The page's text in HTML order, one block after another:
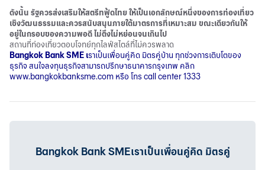
ดังนั้น รัฐควรส่งเสริมให้สตรีทฟู้ดไทย ให้เป็นเอกลักษณ์หนึ่งของการท่องเที่ยว
เชิงวัฒนธรรมและควรสนับสนุนภายใต้มาตรการที่เหมาะสม ขณะเดียวกันให้
อยู่ในกรอบของความพอดี ไม่ตึงไม่หย่อนจนเกินไป
สถานที่ท่องเที่ยวตอบโจทย์ทุกไลฟ์สไตล์ที่ไม่ควรพลาด
Bangkok Bank SME เราเป็นเพื่อนคู่คิด มิตรคู่บ้าน ทุกช่วงการเติบโตของ
ธุรกิจ สนใจลงทุนธุรกิจสามารถปรึกษาธนาคารกรุงเทพ คลิก
www.bangkokbanksme.com หรือ โทร call center 1333
Bangkok Bank SMEเราเป็นเพื่อนคู่คิด มิตรคู่